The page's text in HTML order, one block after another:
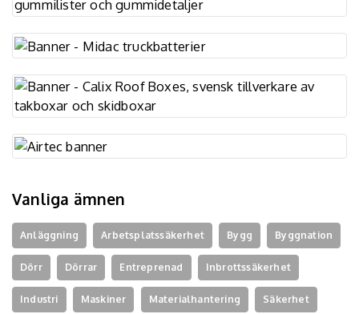
Vanliga ämnen
Anläggning Arbetsplatssäkerhet Bygg Byggnation
Dörr Dörrar Entreprenad Inbrottssäkerhet
Industri Maskiner Materialhantering Säkerhet